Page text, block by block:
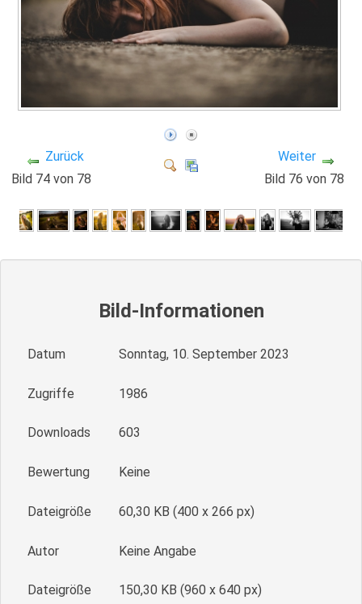
Zurück
Bild 74 von 78
Weiter
Bild 76 von 78
Bild-Informationen
Datum Sonntag, 10. September 2023
Zugriffe 1986
Downloads 603
Bewertung Keine
Dateigröße 60,30 KB (400 x 266 px)
Autor Keine Angabe
Dateigröße
150,30 KB (960 x 640 px)